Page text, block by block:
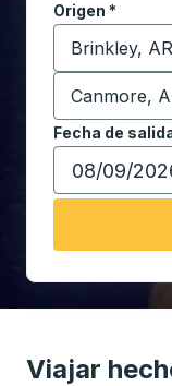
Origen *
Comience a
Destino *
Comience a
Fecha de
Escriba la
Viajar